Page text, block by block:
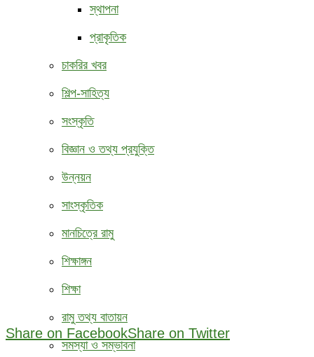
স্থাপনা
প্রাকৃতিক
চাকরির খবর
শিল্প-সাহিত্য
সংস্কৃতি
বিজ্ঞান ও তথ্য প্রযুক্তি
উন্নয়ন
সাংস্কৃতিক
মানচিত্রে রামু
শিক্ষাঙ্গন
শিক্ষা
রামু তথ্য বাতায়ন
সমস্যা ও সম্ভাবনা
Share on FacebookShare on Twitter